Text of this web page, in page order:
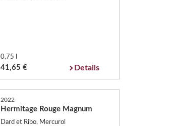
0,75 l
41,65 € Details
2022
Hermitage Rouge Magnum
Dard et Ribo, Mercurol